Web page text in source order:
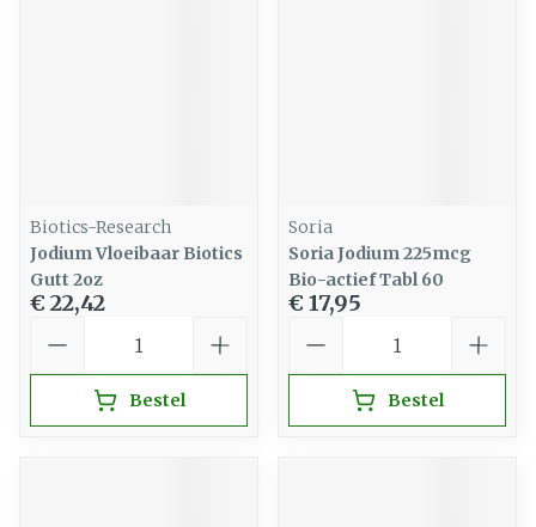
Biotics-Research
Jodium Vloeibaar Biotics
Gutt 2oz
€ 22,42
Bestel
Soria
Soria Jodium 225mcg
Bio-actief Tabl 60
€ 17,95
Bestel